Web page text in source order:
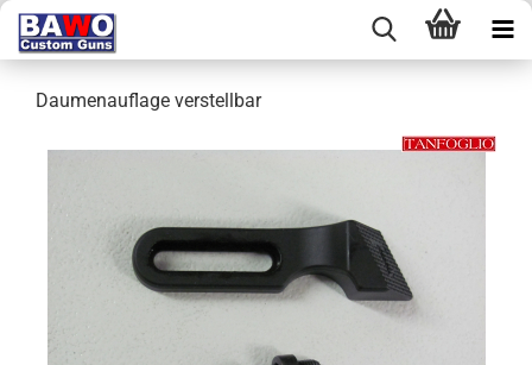
Daumenauflage verstellbar